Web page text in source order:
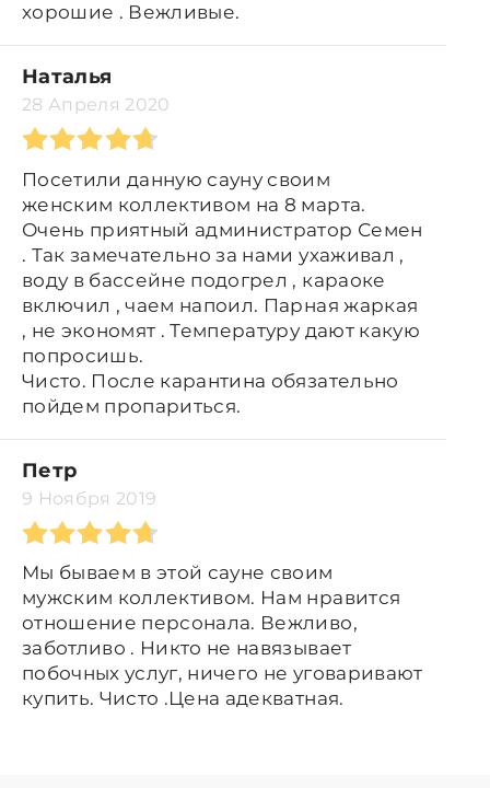
хорошие . Вежливые.
Наталья
28 Апреля 2020
Посетили данную сауну своим
женским коллективом на 8 марта.
Очень приятный администратор Семен
. Так замечательно за нами ухаживал ,
воду в бассейне подогрел , караоке
включил , чаем напоил. Парная жаркая
, не экономят . Температуру дают какую
попросишь.
Чисто. После карантина обязательно
пойдем пропариться.
Петр
9 Ноября 2019
Мы бываем в этой сауне своим
мужским коллективом. Нам нравится
отношение персонала. Вежливо,
заботливо . Никто не навязывает
побочных услуг, ничего не уговаривают
купить. Чисто .Цена адекватная.